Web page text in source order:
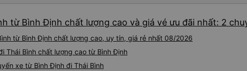
từ Bình Định chất lượng cao và giá vé ưu đãi nhất: 2
từ Bình Định chất lượng cao, uy tín, giá rẻ nhất 08/2026
Thái Bình chất lượng cao từ Bình Định
xe từ Bình Định đi Thái Bình